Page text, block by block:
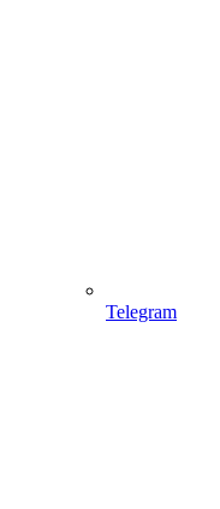
Telegram